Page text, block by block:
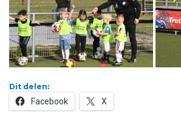
Dit delen:
Facebook X